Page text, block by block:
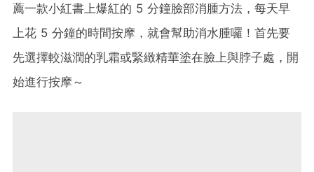
薦一款小紅書上爆紅的 5 分鐘臉部消腫方法，每天早
上花 5 分鐘的時間按摩，就會幫助消水腫囉！首先要
先選擇較滋潤的乳霜或緊緻精華塗在臉上與脖子處，開
始進行按摩～